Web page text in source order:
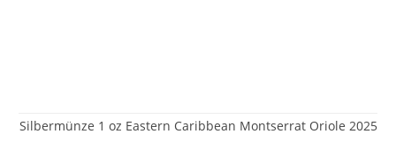
Silbermünze 1 oz Eastern Caribbean Montserrat Oriole 2025